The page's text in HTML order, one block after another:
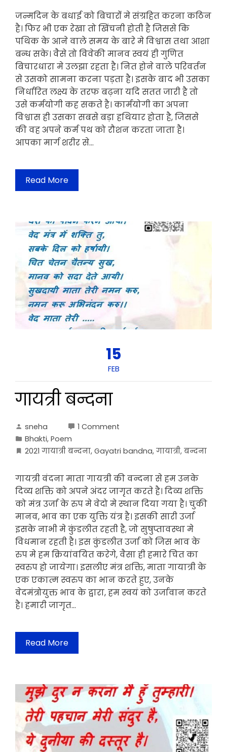
जन्मदिन के बधाई को बिचारोंं मे संग्रहित करना कठिन
है। फिर भी एक रेखा तो खिंचनी होती है जिससे कि
पथिक के आने वाले समय के बारे मे विश्वास तथा आशा
बन्ध सके। वैसे तो विवेकी मानव स्वयं ही गुणित
बिचारधारा मे उलझा रहता है। नित होने वाले परिवर्तन
से उसको सामना करना पड़ता है। इसके बाद भी उसका
निर्धारित लक्ष्य के तरफ बढ़ना यदि सतत जारी है तो
उसे कर्मयोगी कह सकते है। कार्मयोगी का अपना
विश्वास ही उसका सबसे बड़ा हथियार होता है, जिससे
की वह अपने कर्म पथ को रौशन करता जाता है।
आपका मार्ग शरीर से…
Read More
15
FEB
गायत्री बन्दना
sneha
1 Comment
Bhakti, Poem
2021 गायात्री बन्दना, Gayatri bandna, गायात्री, बन्दना
गायत्री वंदना माता गायत्री की वन्दना से हम उनके
दिव्य शक्ति को अपने अंदर जागृत करते है। दिव्य शक्ति
को मंत्र उर्जा के रुप मे वेदो मे स्थान दिया गया है। चुकी
मानव, भाव का एक युक्ति यंत्र है। इसकी सारी उर्जा
इसके नाभी मे कुंडलीत रहती है, जो सुषुप्तावस्था मे
विधमान रहती है। इस कुंडलीत उर्जा को जिस भाव के
रुप मे हम क्रियांवयित करेगे, वैसा ही हमारे चित का
स्वरुप हो जायेगा। इसलीए मंत्र शक्ति, माता गायात्री के
एक एकात्म स्वरुप का भान करते हुए, उनके
वेदमंत्रोयुक्त भाव के द्वारा, हम स्वयं को उर्जावान करते
है। हमारी जागृत…
Read More